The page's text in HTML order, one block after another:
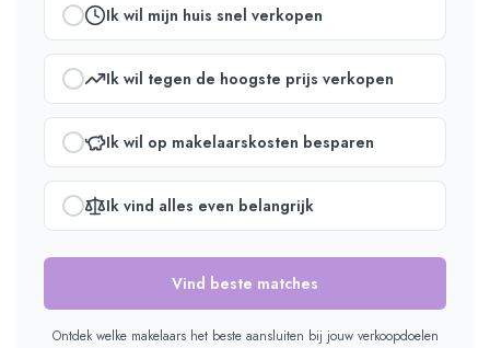
Ik wil mijn huis snel verkopen
Ik wil tegen de hoogste prijs verkopen
Ik wil op makelaarskosten besparen
Ik vind alles even belangrijk
Vind beste matches
Ontdek welke makelaars het beste aansluiten bij jouw verkoopdoelen